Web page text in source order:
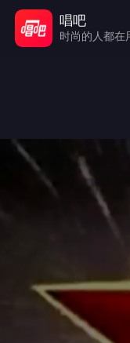
唱吧
时尚的人都在